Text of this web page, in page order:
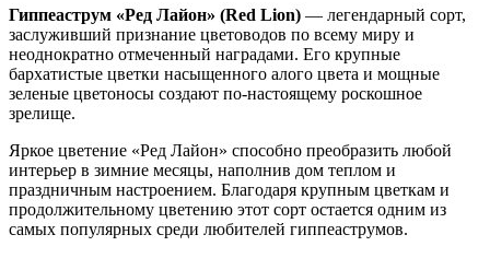
Лион
(Red
Lion)
Гиппеаструм «Ред Лайон» (Red Lion) — легендарный сорт,
заслуживший признание цветоводов по всему миру и
неоднократно отмеченный наградами. Его крупные
бархатистые цветки насыщенного алого цвета и мощные
зеленые цветоносы создают по-настоящему роскошное
зрелище.
Яркое цветение «Ред Лайон» способно преобразить любой
интерьер в зимние месяцы, наполнив дом теплом и
праздничным настроением. Благодаря крупным цветкам и
продолжительному цветению этот сорт остается одним из
самых популярных среди любителей гиппеаструмов.